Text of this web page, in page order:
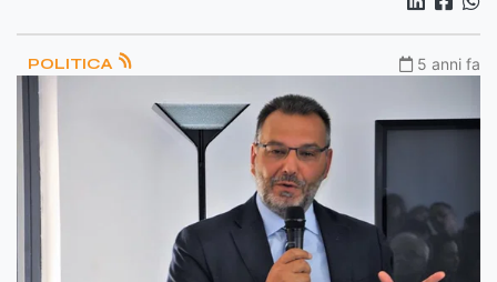
POLITICA 5 anni fa